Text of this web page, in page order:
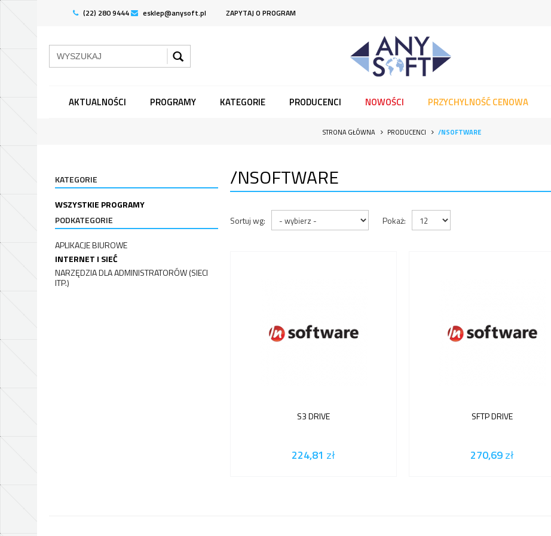
(22) 280 9444 esklep@anysoft.pl ZAPYTAJ O PROGRAM
AKTUALNOŚCI PROGRAMY KATEGORIE PRODUCENCI NOWOŚCI PRZYCHYLNOŚĆ CENOWA
STRONA GŁÓWNA PRODUCENCI /NSOFTWARE
KATEGORIE
WSZYSTKIE PROGRAMY
PODKATEGORIE
APLIKACJE BIUROWE
INTERNET I SIEĆ
NARZĘDZIA DLA ADMINISTRATORÓW (SIECI
ITP.)
/NSOFTWARE
Sortuj wg: Pokaż:
S3 DRIVE
224,81 zł
SFTP DRIVE
270,69zł